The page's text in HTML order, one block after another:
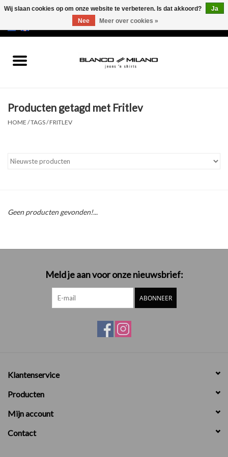
SALE 50%
Merken
Producten getagd met Fritlev
HOME /TAGS/FRITLEV
Geen producten gevonden!...
Meld je aan voor onze nieuwsbrief:
ABONNEER
Klantenservice
Producten
Mijn account
Contact
Wij slaan cookies op om onze website te verbeteren. Is dat akkoord?
Ja
Nee
Meer over cookies »